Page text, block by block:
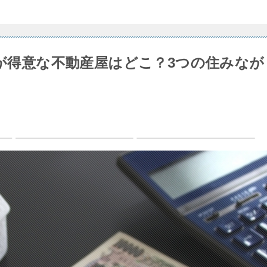
意な不動産屋はどこ？3つの住みなが